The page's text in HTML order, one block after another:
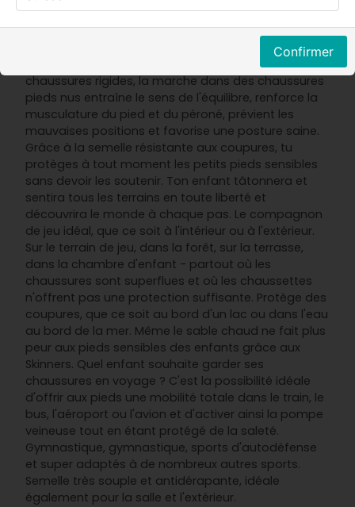
Ton enfant a besoin de ton soutien dès le premier
pas. Avec la nouvelle ligne Skinners Kids, tu l'aides à
profiter de tous les avantages de la marche
naturelle et originale pieds nus. Contrairement aux
chaussures rigides, la marche dans des chaussures
pieds nus entraîne le sens de l'équilibre, renforce la
musculature du pied et du péroné, prévient les
mauvaises positions et favorise une posture saine.
Grâce à la semelle résistante aux coupures, tu
protèges à tout moment les petits pieds sensibles
sans devoir les soutenir. Ton enfant tâtonnera et
sentira tous les terrains en toute liberté et
découvrira le monde à chaque pas. Le compagnon
de jeu idéal, que ce soit à l'intérieur ou à l'extérieur.
Sur le terrain de jeu, dans la forêt, sur la terrasse,
dans la chambre d'enfant - partout où les
chaussures sont superflues et où les chaussettes
n'offrent pas une protection suffisante. Protège des
coupures, que ce soit au bord d'un lac ou dans l'eau
au bord de la mer. Même le sable chaud ne fait plus
peur aux pieds sensibles des enfants grâce aux
Skinners. Quel enfant souhaite garder ses
chaussures en voyage ? C'est la possibilité idéale
d'offrir aux pieds une mobilité totale dans le train, le
bus, l'aéroport ou l'avion et d'activer ainsi la pompe
veineuse tout en étant protégé de la saleté.
Gymnastique, gymnastique, sports d'autodéfense
et super adaptés à de nombreux autres sports.
Semelle très souple et antidérapante, idéale
également pour la salle et l'extérieur.
Confirmer